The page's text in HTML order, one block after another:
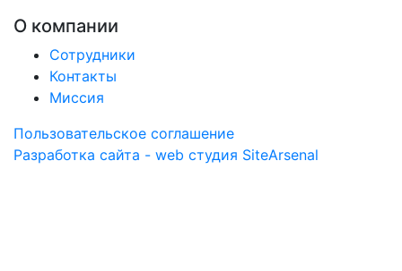
О компании
Сотрудники
Контакты
Миссия
Пользовательское соглашение
Разработка сайта - web студия SiteArsenal